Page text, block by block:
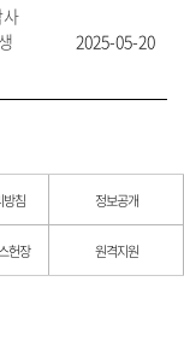
2025-05-20
방침 정보공개
헌장 원격지원